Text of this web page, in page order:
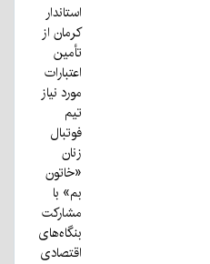
استاندار
کرمان از
تأمین
اعتبارات
مورد نیاز
تیم
فوتبال
زنان
«خاتون
بم» با
مشارکت
بنگاه‌های
اقتصادی